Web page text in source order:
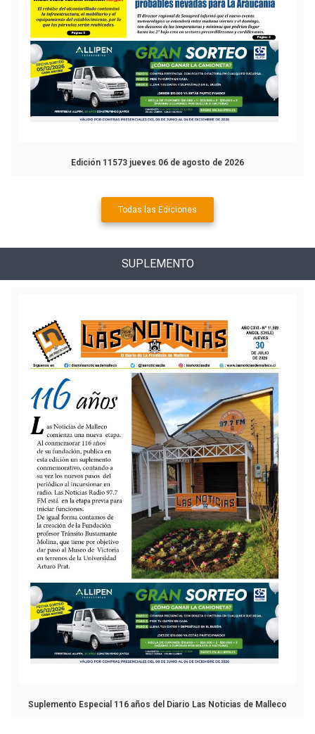
Edición 11573 jueves 06 de agosto de 2026
Todas las Ediciones
SUPLEMENTO
Suplemento Especial 116 años del Diario Las Noticias de Malleco